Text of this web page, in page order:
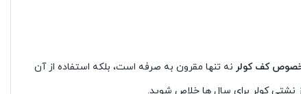
کف کولر نه تنها مقرون به صرفه است، بلکه استفاده از آن
نشتی کولر برای سال ها خلاص شوید.